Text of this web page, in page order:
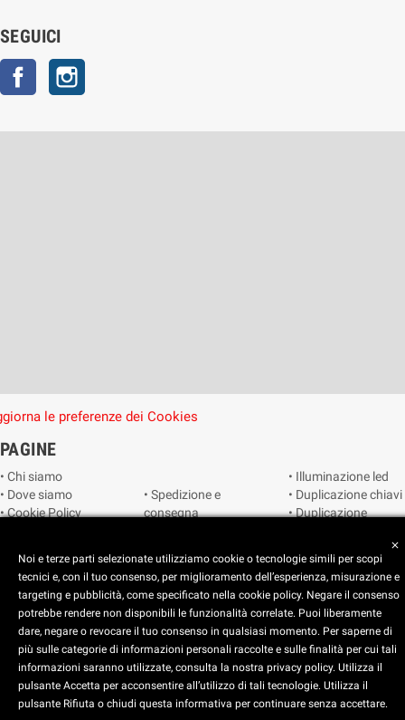
SEGUICI
Facebook
le preferenze dei Cookies
PAGINE
• Chi siamo
• Dove siamo
• Cookie Policy
preferenze dei
cookie
• Spedizione e
consegna
• Catalogo
• Illuminazione led
• Duplicazione chiavi
• Duplicazione
• Smart home
• Video sorveglianza
Copyright © 2025 CEART | Negozio di elettronica Torino
C.E.A.R.T. Elettronica
4.5starstarstarstar star_half
Basato su914recensioni
close
Noi e terze parti selezionate utilizziamo cookie o tecnologie simili per scopi
tecnici e, con il tuo consenso, per miglioramento dell’esperienza, misurazione e
targeting e pubblicità, come specificato nella cookie policy. Negare il consenso
potrebbe rendere non disponibili le funzionalità correlate. Puoi liberamente
dare, negare o revocare il tuo consenso in qualsiasi momento. Per saperne di
più sulle categorie di informazioni personali raccolte e sulle finalità per cui tali
informazioni saranno utilizzate, consulta la nostra privacy policy. Utilizza il
pulsante Accetta per acconsentire all’utilizzo di tali tecnologie. Utilizza il
pulsante Rifiuta o chiudi questa informativa per continuare senza accettare.